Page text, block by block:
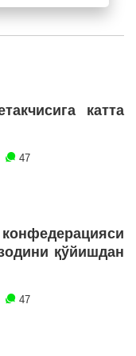
катта
47
қўйишдан
47